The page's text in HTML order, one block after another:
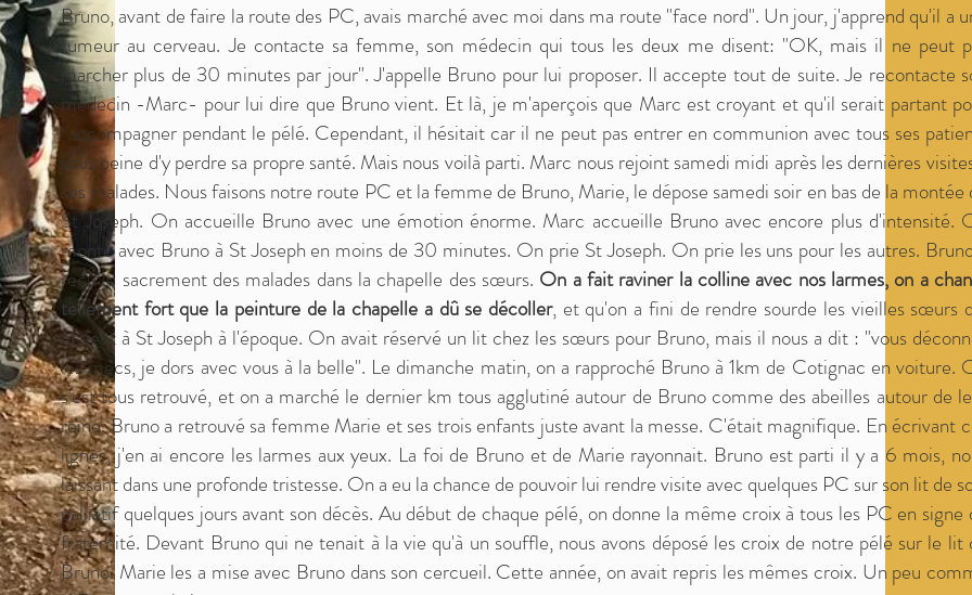
Bruno, avant de faire la route des PC, avais marché avec moi dans ma route "face nord". Un jour, j'apprend qu'il a
tumeur au cerveau. Je contacte sa femme, son médecin qui tous les deux me disent: "OK, mais il ne peut
marcher plus de 30 minutes par jour". J'appelle Bruno pour lui proposer. Il accepte tout de suite. Je recontacte
médecin -Marc- pour lui dire que Bruno vient. Et là, je m'aperçois que Marc est croyant et qu'il serait partant
l'accompagner pendant le pélé. Cependant, il hésitait car il ne peut pas entrer en communion avec tous ses
sous peine d'y perdre sa propre santé. Mais nous voilà parti. Marc nous rejoint samedi midi après les dernières
ses malades. Nous faisons notre route PC et la femme de Bruno, Marie, le dépose samedi soir en bas de la montée
St Joseph. On accueille Bruno avec une émotion énorme. Marc accueille Bruno avec encore plus d'intensité.
monte avec Bruno à St Joseph en moins de 30 minutes. On prie St Joseph. On prie les uns pour les autres.
reçu le sacrement des malades dans la chapelle des sœurs. On a fait raviner la colline avec nos larmes, on a
tellement fort que la peinture de la chapelle a dû se décoller, et qu'on a fini de rendre sourde les vieilles sœurs
étaient à St Joseph à l'époque. On avait réservé un lit chez les sœurs pour Bruno, mais il nous a dit : "vous
les mecs, je dors avec vous à la belle". Le dimanche matin, on a rapproché Bruno à 1km de Cotignac en voiture.
s'est tous retrouvé, et on a marché le dernier km tous agglutiné autour de Bruno comme des abeilles autour de
reine. Bruno a retrouvé sa femme Marie et ses trois enfants juste avant la messe. C'était magnifique. En écrivant
lignes, j'en ai encore les larmes aux yeux. La foi de Bruno et de Marie rayonnait. Bruno est parti il y a 6 mois,
laissant dans une profonde tristesse. On a eu la chance de pouvoir lui rendre visite avec quelques PC sur son lit de
palliatif quelques jours avant son décès. Au début de chaque pélé, on donne la même croix à tous les PC en signe
fraternité. Devant Bruno qui ne tenait à la vie qu'à un souffle, nous avons déposé les croix de notre pélé sur le lit
Bruno. Marie les a mise avec Bruno dans son cercueil. Cette année, on avait repris les mêmes croix. Un peu